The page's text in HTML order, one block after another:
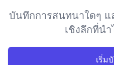
บันทึกการสนทนาใดๆ แ
เชิงลึกที่น
เริ่ม